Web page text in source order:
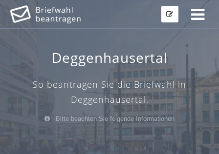
Deggenhausertal
So beantragen Sie die Briefwahl in
Deggenhausertal.
Bitte beachten Sie folgende Informationen